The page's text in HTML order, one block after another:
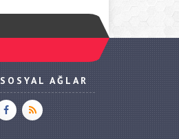
SOSYAL AĞLAR